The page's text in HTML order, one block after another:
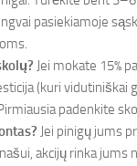
pasiekiamoje
Jei mokate 15%
(kuri vidutiniškai
padenkite
Jei pinigų jums
akcijų rinka jums